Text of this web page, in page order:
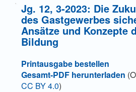
Jg. 12, 3-2023: Die
des Gastgewerbes
Ansätze und Konzepte
Bildung
Printausgabe bestellen
Gesamt-PDF herunterladen
CC BY 4.0)